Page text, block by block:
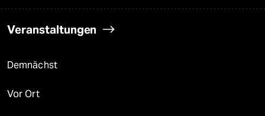
Veranstaltungen
Demnächst
Vor Ort